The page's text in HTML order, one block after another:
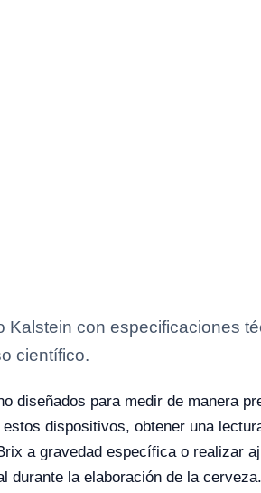
con especificaciones
científico.
diseñados para medir de manera
dispositivos, obtener una
a gravedad específica o realizar
durante la elaboración de la